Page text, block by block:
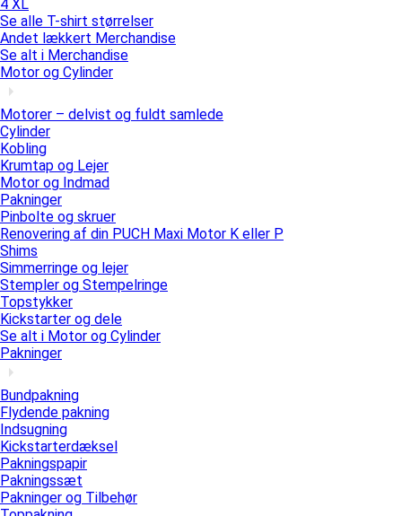
4 XL
Se alle T-shirt størrelser
Andet lækkert Merchandise
Se alt i Merchandise
Motor og Cylinder
Motorer – delvist og fuldt samlede
Cylinder
Kobling
Krumtap og Lejer
Motor og Indmad
Pakninger
Pinbolte og skruer
Renovering af din PUCH Maxi Motor K eller P
Shims
Simmerringe og lejer
Stempler og Stempelringe
Topstykker
Kickstarter og dele
Se alt i Motor og Cylinder
Pakninger
Bundpakning
Flydende pakning
Indsugning
Kickstarterdæksel
Pakningspapir
Pakningssæt
Pakninger og Tilbehør